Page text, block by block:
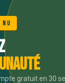
gratuit en 30